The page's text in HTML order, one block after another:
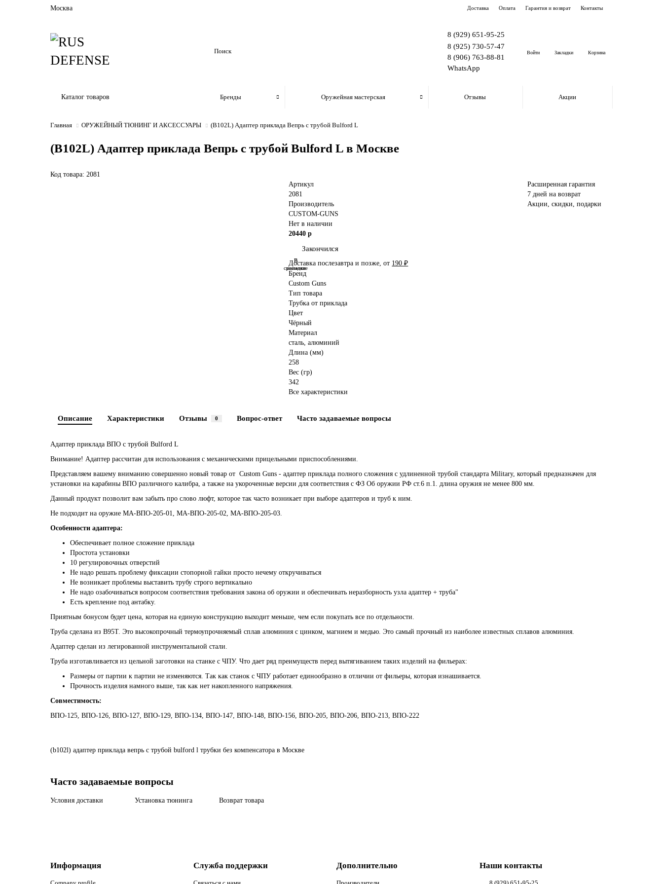
Москва Доставка Оплата Гарантия и возврат Контакты
8 (929) 651-95-25
8 (925) 730-57-47
8 (906) 763-88-81
WhatsApp
Войти Закладки Корзина
Каталог товаров Бренды Оружейная мастерская Отзывы Акции
Главная ОРУЖЕЙНЫЙ ТЮНИНГ И АКСЕССУАРЫ (B102L) Адаптер приклада Вепрь с трубой Bulford L
(B102L) Адаптер приклада Вепрь с трубой Bulford L в Москве
Код товара: 2081
Артикул
2081
Производитель
CUSTOM-GUNS
Нет в наличии
20440 р
Закончился
В
закладки
В
сравнение
Доставка послезавтра и позже, от 190 ₽
Бренд
Custom Guns
Тип товара
Трубка от приклада
Цвет
Чёрный
Материал
сталь, алюминий
Длина (мм)
258
Вес (гр)
342
Все характеристики
Расширенная гарантия
7 дней на возврат
Акции, скидки, подарки
Описание Характеристики Отзывы 0 Вопрос-ответ Часто задаваемые вопросы
Адаптер приклада ВПО с трубой Bulford L
Внимание! Адаптер рассчитан для использования с механическими прицельными приспособлениями.
Представляем вашему вниманию совершенно новый товар от Custom Guns - адаптер приклада полного сложения с удлиненной трубой стандарта Military, который предназначен для
установки на карабины ВПО различного калибра, а также на укороченные версии для соответствия с ФЗ Об оружии РФ ст.6 п.1. длина оружия не менее 800 мм.
Данный продукт позволит вам забыть про слово люфт, которое так часто возникает при выборе адаптеров и труб к ним.
Не подходит на оружие МА-ВПО-205-01, МА-ВПО-205-02, МА-ВПО-205-03.
Особенности адаптера:
Обеспечивает полное сложение приклада
Простота установки
10 регулировочных отверстий
Не надо решать проблему фиксации стопорной гайки просто нечему откручиваться
Не возникает проблемы выставить трубу строго вертикально
Не надо озабочиваться вопросом соответствия требования закона об оружии и обеспечивать неразборность узла адаптер + труба"
Есть крепление под антабку.
Приятным бонусом будет цена, которая на единую конструкцию выходит меньше, чем если покупать все по отдельности.
Труба сделана из В95Т. Это высокопрочный термоупрочняемый сплав алюминия с цинком, магнием и медью. Это самый прочный из наиболее известных сплавов алюминия.
Адаптер сделан из легированной инструментальной стали.
Труба изготавливается из цельной заготовки на станке с ЧПУ. Что дает ряд преимуществ перед вытягиванием таких изделий на фильерах:
Размеры от партии к партии не изменяются. Так как станок с ЧПУ работает единообразно в отличии от фильеры, которая изнашивается.
Прочность изделия намного выше, так как нет накопленного напряжения.
Совместимость:
ВПО-125, ВПО-126, ВПО-127, ВПО-129, ВПО-134, ВПО-147, ВПО-148, ВПО-156, ВПО-205, ВПО-206, ВПО-213, ВПО-222
(b102l) адаптер приклада вепрь с трубой bulford l трубки без компенсатора в Москве
Часто задаваемые вопросы
Условия доставки Установка тюнинга Возврат товара
Информация Служба поддержки Дополнительно Наши контакты